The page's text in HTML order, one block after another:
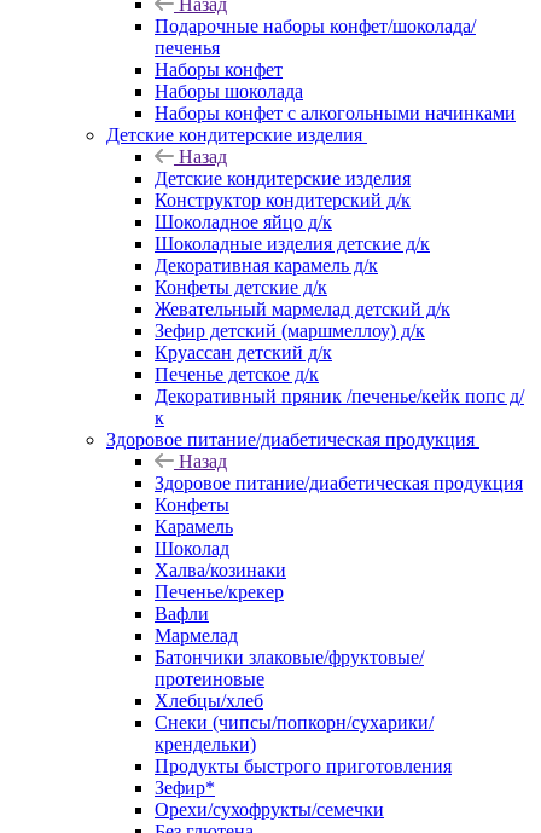
Назад
Подарочные наборы конфет/шоколада/
печенья
Наборы конфет
Наборы шоколада
Наборы конфет с алкогольными начинками
Детские кондитерские изделия
Назад
Детские кондитерские изделия
Конструктор кондитерский д/к
Шоколадное яйцо д/к
Шоколадные изделия детские д/к
Декоративная карамель д/к
Конфеты детские д/к
Жевательный мармелад детский д/к
Зефир детский (маршмеллоу) д/к
Круассан детский д/к
Печенье детское д/к
Декоративный пряник /печенье/кейк попс д/
к
Здоровое питание/диабетическая продукция
Назад
Здоровое питание/диабетическая продукция
Конфеты
Карамель
Шоколад
Халва/козинаки
Печенье/крекер
Вафли
Мармелад
Батончики злаковые/фруктовые/
протеиновые
Хлебцы/хлеб
Снеки (чипсы/попкорн/сухарики/
крендельки)
Продукты быстрого приготовления
Зефир*
Орехи/сухофрукты/семечки